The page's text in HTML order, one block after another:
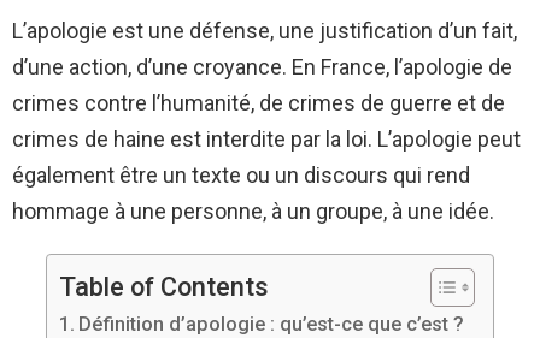
L’apologie est une défense, une justification d’un fait,
d’une action, d’une croyance. En France, l’apologie de
crimes contre l’humanité, de crimes de guerre et de
crimes de haine est interdite par la loi. L’apologie peut
également être un texte ou un discours qui rend
hommage à une personne, à un groupe, à une idée.
Table of Contents
Définition d’apologie : qu’est-ce que c’est ?